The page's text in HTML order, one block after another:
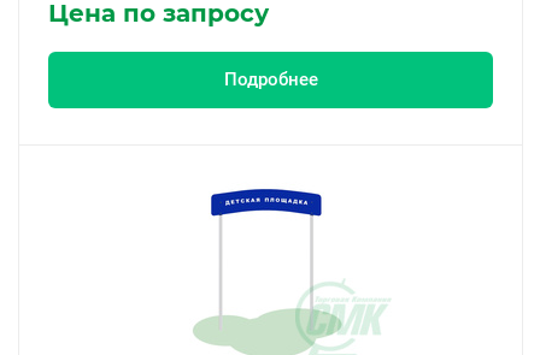
Цена по запросу
Подробнее